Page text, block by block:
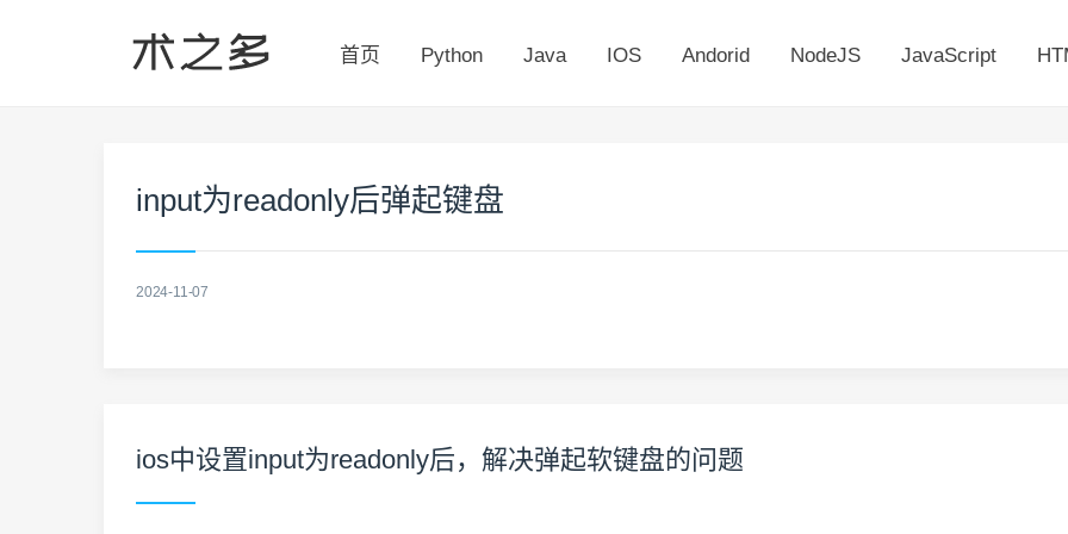
首页 Python Java IOS Andorid NodeJS JavaScript
input为readonly后弹起键盘
2024-11-07
ios中设置input为readonly后，解决弹起软键盘的问题